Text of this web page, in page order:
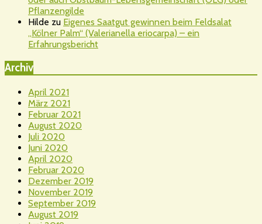
Pflanzengilde
Hilde zu Eigenes Saatgut gewinnen beim Feldsalat
„Kölner Palm“ (Valerianella eriocarpa) – ein
Erfahrungsbericht
Archiv
April 2021
März 2021
Februar 2021
August 2020
Juli 2020
Juni 2020
April 2020
Februar 2020
Dezember 2019
November 2019
September 2019
August 2019